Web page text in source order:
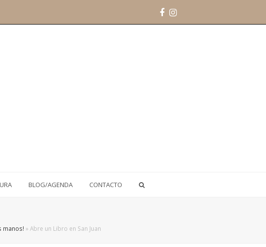
Facebook
Instagram
BLOG/AGENDA CONTACTO
manos! » Abre un Libro en San Juan